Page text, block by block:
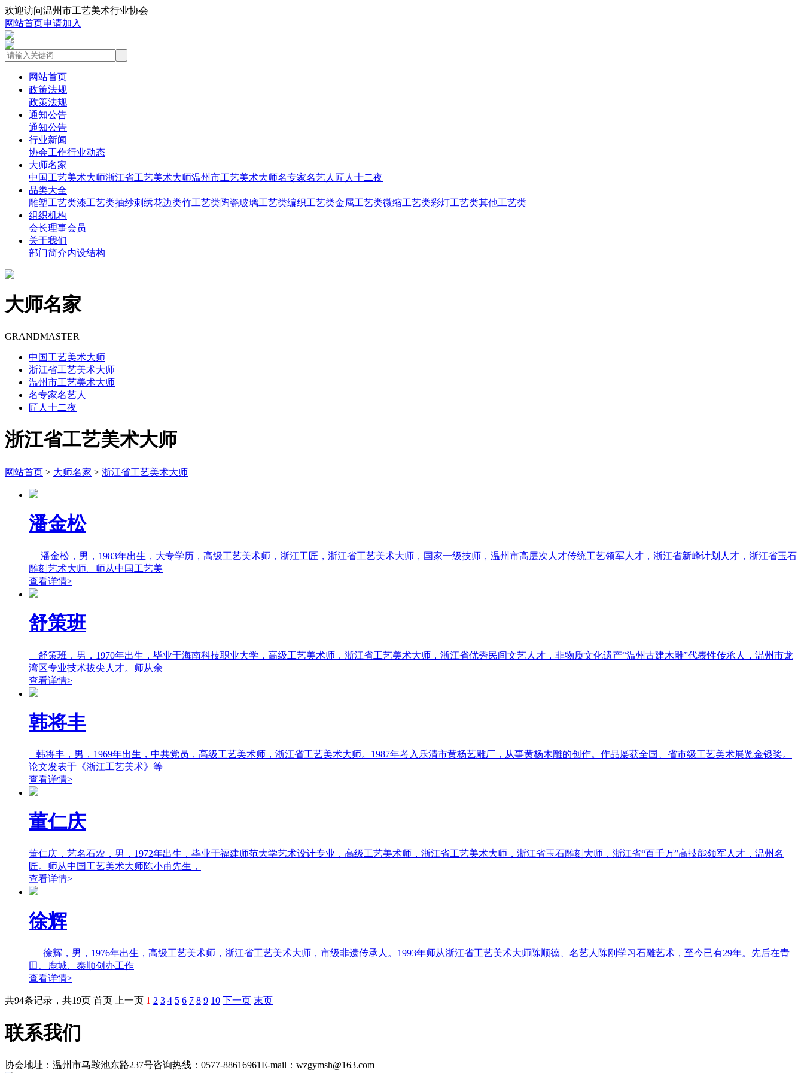
欢迎访问温州市工艺美术行业协会
网站首页申请加入
网站首页
政策法规
政策法规
通知公告
通知公告
行业新闻
协会工作行业动态
大师名家
中国工艺美术大师浙江省工艺美术大师温州市工艺美术大师名专家名艺人 匠人十二夜
品类大全
雕塑工艺类漆工艺类抽纱刺绣花边类竹工艺类陶瓷玻璃工艺类编织工艺类金属工艺类微缩工艺类彩灯工艺类其他工艺类
组织机构
会长理事会员
关于我们
部门简介内设结构
大师名家
GRANDMASTER
中国工艺美术大师
浙江省工艺美术大师
温州市工艺美术大师
名专家名艺人
匠人十二夜
浙江省工艺美术大师
网站首页 > 大师名家 > 浙江省工艺美术大师
潘金松
潘金松，男，1983年出生，大专学历，高级工艺美术师，浙江工匠，浙江省工艺美术大师，国家一级技师，温州市高层次人才传统工艺领军人才，浙江省新峰计划人才，浙江省玉石
雕刻艺术大师。师从中国工艺美
查看详情>
舒策班
舒策班，男，1970年出生，毕业于海南科技职业大学，高级工艺美术师，浙江省工艺美术大师，浙江省优秀民间文艺人才，非物质文化遗产“温州古建木雕”代表性传承人，温州市龙
湾区专业技术拔尖人才。师从余
查看详情>
韩将丰
韩将丰，男，1969年出生，中共党员，高级工艺美术师，浙江省工艺美术大师。1987年考入乐清市黄杨艺雕厂，从事黄杨木雕的创作。作品屡获全国、省市级工艺美术展览金银奖。
论文发表于《浙江工艺美术》等
查看详情>
董仁庆
董仁庆，艺名石农，男，1972年出生，毕业于福建师范大学艺术设计专业，高级工艺美术师，浙江省工艺美术大师，浙江省玉石雕刻大师，浙江省“百千万”高技能领军人才，温州名
匠。师从中国工艺美术大师陈小甫先生，
查看详情>
徐辉
徐辉，男，1976年出生，高级工艺美术师，浙江省工艺美术大师，市级非遗传承人。1993年师从浙江省工艺美术大师陈顺德、名艺人陈刚学习石雕艺术，至今已有29年。先后在青
田、鹿城、泰顺创办工作
查看详情>
共94条记录，共19页 首页 上一页 1 2 3 4 5 6 7 8 9 10 下一页 末页
联系我们
协会地址：温州市马鞍池东路237号咨询热线：0577-88616961E-mail：wzgymsh@163.com